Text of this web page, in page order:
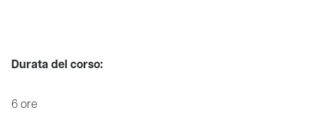
Durata del corso:
6 ore